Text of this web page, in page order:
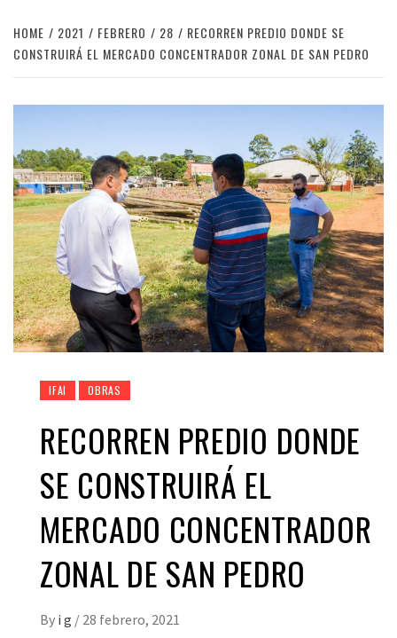
HOME 2021 FEBRERO 28
RECORREN PREDIO DONDE SE
CONSTRUIRÁ EL MERCADO CONCENTRADOR ZONAL DE SAN PEDRO
IFAI OBRAS
RECORREN PREDIO DONDE
SE CONSTRUIRÁ EL
MERCADO CONCENTRADOR
ZONAL DE SAN PEDRO
By i g / 28 febrero, 2021